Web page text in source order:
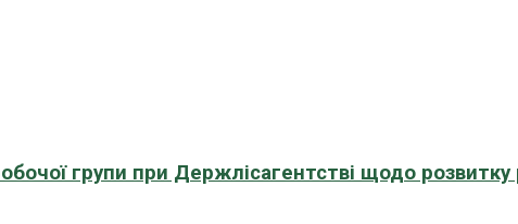
групи при Держлісагентстві щодо